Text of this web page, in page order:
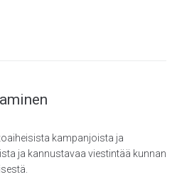
kampanjoista ja
ja kannustavaa viestintää kunnan